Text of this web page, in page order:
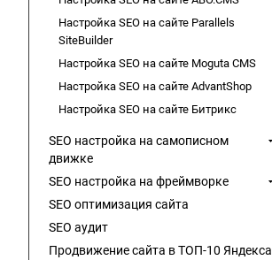
Настройка SEO на сайте Parallels
SiteBuilder
Настройка SEO на сайте Moguta CMS
Настройка SEO на сайте AdvantShop
Настройка SEO на сайте Битрикс
SEO настройка на самописном
движке
SEO настройка на фреймворке
SEO оптимизация сайта
SEO аудит
Продвижение сайта в ТОП-10 Яндекса